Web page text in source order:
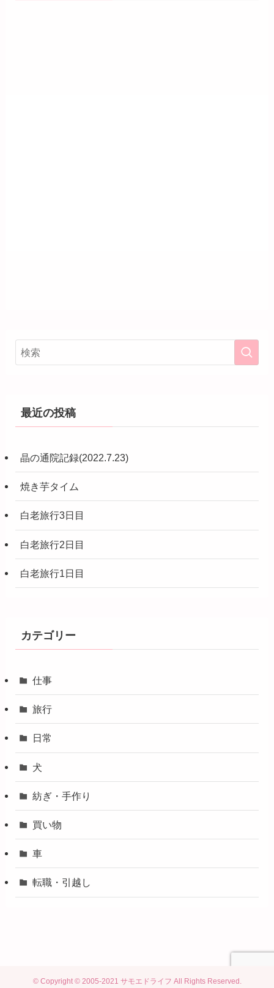
最近の投稿
晶の通院記録(2022.7.23)
焼き芋タイム
白老旅行3日目
白老旅行2日目
白老旅行1日目
カテゴリー
仕事
旅行
日常
犬
紡ぎ・手作り
買い物
車
転職・引越し
©Copyright © 2005-2021 サモエドライフ All Rights Reserved.